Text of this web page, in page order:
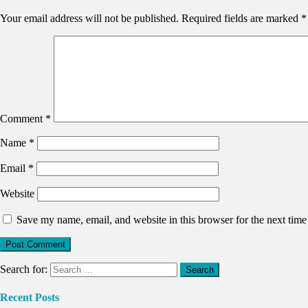
Your email address will not be published. Required fields are marked *
Comment *
Name *
Email *
Website
Save my name, email, and website in this browser for the next
Search for:
Recent Posts